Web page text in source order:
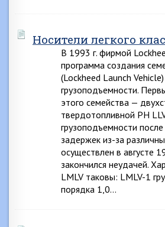
Носители легкого
В 1993 г. фирмой
программа создания
(Lockheed Launch
грузоподъемности.
этого семейства —
твердотопливной РН
грузоподъемности
задержек из-за
осуществлен в августе
закончился неудачей.
LMLV таковы: LMLV-1
порядка 1,0…